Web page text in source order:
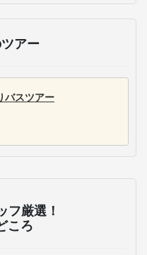
アー
バスツアー
フ厳選！
ころ